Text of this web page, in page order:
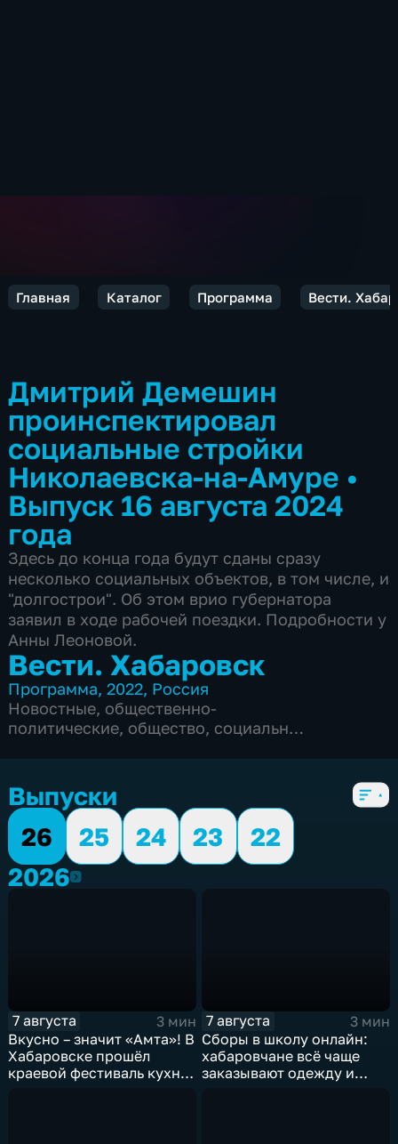
Главная Каталог Программа Вести.
Дмитрий Демешин
проинспектировал
социальные стройки
Николаевска-на-Амуре •
Выпуск 16 августа 2024
года
Здесь до конца года будут сданы сразу
несколько социальных объектов, в том числе, и
"долгострои". Об этом врио губернатора
заявил в ходе рабочей поездки. Подробности у
Анны Леоновой.
Вести. Хабаровск
Программа,2022, Россия
Новостные, общественно-
политические, общество, социально-
Выпуски
26
25 24 23
22
20262026
7 августа
3 мин
Вкусно – значит «Амта»! В
Хабаровске прошёл
краевой фестиваль кухни
7 августа
3 мин
Сборы в школу онлайн:
хабаровчане всё чаще
заказывают одежду и